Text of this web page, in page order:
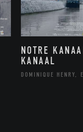
NOTRE
KANAAL
DOMINIQUE HENRY,